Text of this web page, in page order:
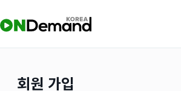
회원 가입